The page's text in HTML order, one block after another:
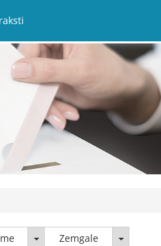
KurzemeZemgale Zemgale